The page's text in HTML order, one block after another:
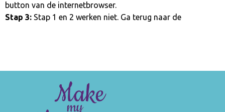
button van de internetbrowser.
Stap 3: Stap 1 en 2 werken niet. Ga terug naar de